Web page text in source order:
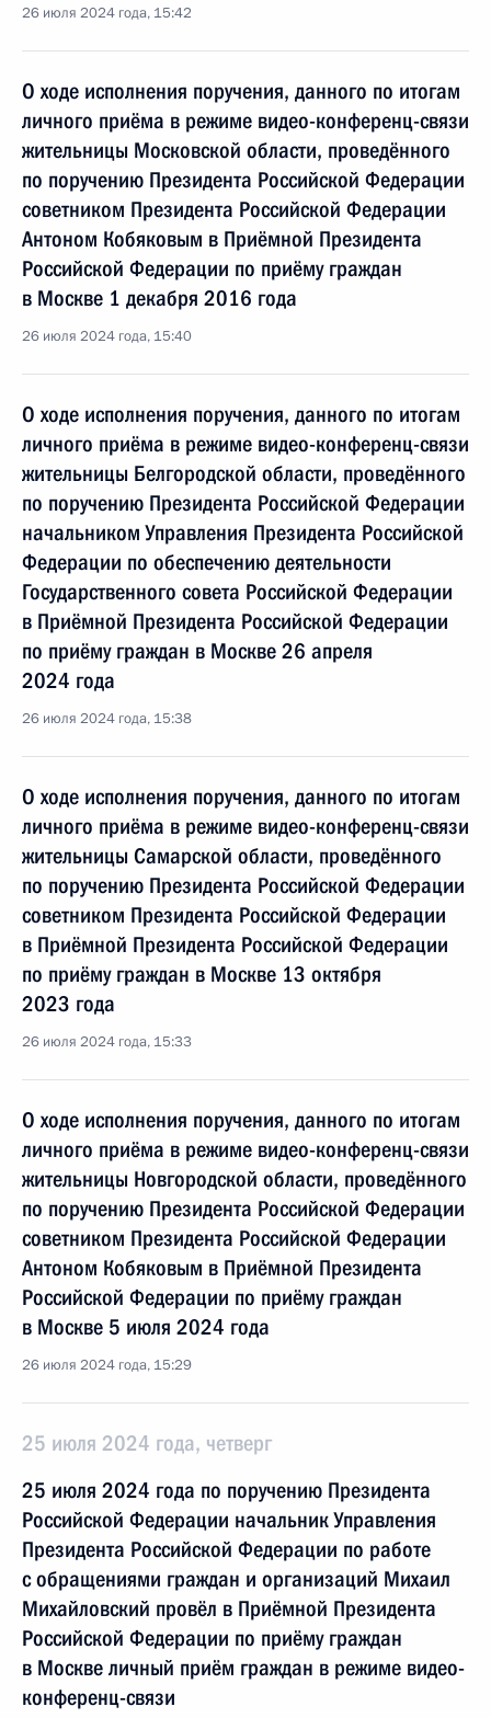
26 июля 2024 года, 15:42
О ходе исполнения поручения, данного по итогам
личного приёма в режиме видео-конференц-связи
жительницы Московской области, проведённого
по поручению Президента Российской Федерации
советником Президента Российской Федерации
Антоном Кобяковым в Приёмной Президента
Российской Федерации по приёму граждан
в Москве 1 декабря 2016 года
26 июля 2024 года, 15:40
О ходе исполнения поручения, данного по итогам
личного приёма в режиме видео-конференц-связи
жительницы Белгородской области, проведённого
по поручению Президента Российской Федерации
начальником Управления Президента Российской
Федерации по обеспечению деятельности
Государственного совета Российской Федерации
в Приёмной Президента Российской Федерации
по приёму граждан в Москве 26 апреля
2024 года
26 июля 2024 года, 15:38
О ходе исполнения поручения, данного по итогам
личного приёма в режиме видео-конференц-связи
жительницы Самарской области, проведённого
по поручению Президента Российской Федерации
советником Президента Российской Федерации
в Приёмной Президента Российской Федерации
по приёму граждан в Москве 13 октября
2023 года
26 июля 2024 года, 15:33
О ходе исполнения поручения, данного по итогам
личного приёма в режиме видео-конференц-связи
жительницы Новгородской области, проведённого
по поручению Президента Российской Федерации
советником Президента Российской Федерации
Антоном Кобяковым в Приёмной Президента
Российской Федерации по приёму граждан
в Москве 5 июля 2024 года
26 июля 2024 года, 15:29
25 июля 2024 года, четверг
25 июля 2024 года по поручению Президента
Российской Федерации начальник Управления
Президента Российской Федерации по работе
с обращениями граждан и организаций Михаил
Михайловский провёл в Приёмной Президента
Российской Федерации по приёму граждан
в Москве личный приём граждан в режиме видео-
конференц-связи